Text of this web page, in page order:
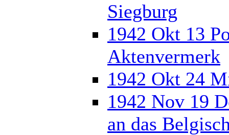
Siegburg
1942 Okt 13
Aktenvermerk
1942 Okt 24
1942 Nov 19
an das